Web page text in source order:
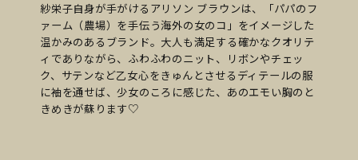
紗栄子自身が手がけるアリソン ブラウンは、「パパのフ
ァーム（農場）を手伝う海外の女のコ」をイメージした
温かみのあるブランド。大人も満足する確かなクオリテ
ィでありながら、ふわふわのニット、リボンやチェッ
ク、サテンなど乙女心をきゅんとさせるディテールの服
に袖を通せば、少女のころに感じた、あのエモい胸のと
きめきが蘇ります♡